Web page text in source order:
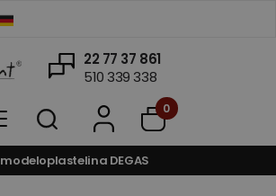
22 77 37 861
510 339 338
0
modeloplastelina DEGAS